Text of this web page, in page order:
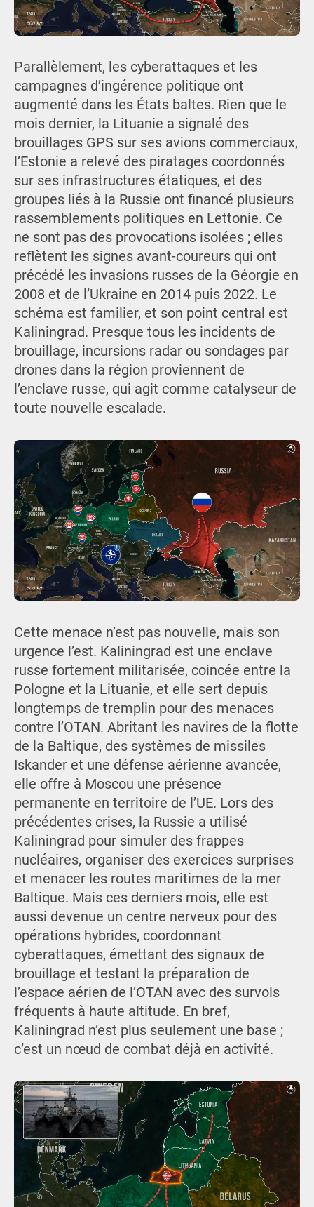
Parallèlement, les cyberattaques et les
campagnes d’ingérence politique ont
augmenté dans les États baltes. Rien que le
mois dernier, la Lituanie a signalé des
brouillages GPS sur ses avions commerciaux,
l’Estonie a relevé des piratages coordonnés
sur ses infrastructures étatiques, et des
groupes liés à la Russie ont financé plusieurs
rassemblements politiques en Lettonie. Ce
ne sont pas des provocations isolées ; elles
reflètent les signes avant-coureurs qui ont
précédé les invasions russes de la Géorgie en
2008 et de l’Ukraine en 2014 puis 2022. Le
schéma est familier, et son point central est
Kaliningrad. Presque tous les incidents de
brouillage, incursions radar ou sondages par
drones dans la région proviennent de
l’enclave russe, qui agit comme catalyseur de
toute nouvelle escalade.
Cette menace n’est pas nouvelle, mais son
urgence l’est. Kaliningrad est une enclave
russe fortement militarisée, coincée entre la
Pologne et la Lituanie, et elle sert depuis
longtemps de tremplin pour des menaces
contre l’OTAN. Abritant les navires de la flotte
de la Baltique, des systèmes de missiles
Iskander et une défense aérienne avancée,
elle offre à Moscou une présence
permanente en territoire de l’UE. Lors des
précédentes crises, la Russie a utilisé
Kaliningrad pour simuler des frappes
nucléaires, organiser des exercices surprises
et menacer les routes maritimes de la mer
Baltique. Mais ces derniers mois, elle est
aussi devenue un centre nerveux pour des
opérations hybrides, coordonnant
cyberattaques, émettant des signaux de
brouillage et testant la préparation de
l’espace aérien de l’OTAN avec des survols
fréquents à haute altitude. En bref,
Kaliningrad n’est plus seulement une base ;
c’est un nœud de combat déjà en activité.